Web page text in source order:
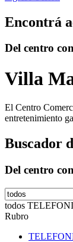
Encontrá
Del centro
Villa
El Centro
entretenimiento
Buscador
Del centro
todos
Rubro